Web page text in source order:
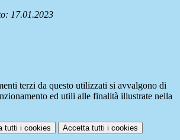
17.01.2023
terzi da questo utilizzati si avvalgono di
ed utili alle finalità illustrate nella
tutti i cookies Accetta tutti i cookies